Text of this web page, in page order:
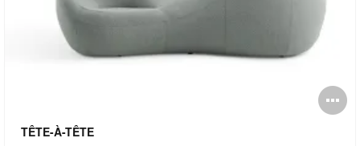
TÊTE-À-TÊTE